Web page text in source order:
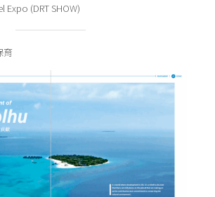
Expo (DRT SHOW)
育